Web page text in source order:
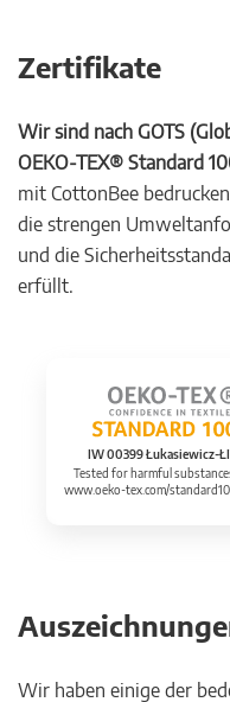
Zertifikate
Wir sind nach GOTS
OEKO-TEX® Standard
mit CottonBee
die strengen
und die
erfüllt.
IW 00399 Łukasiewicz-
Tested for harmful
www.oeko-tex.com/
Wir haben einige der